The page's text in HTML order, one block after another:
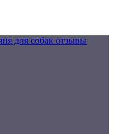
для собак отзывы